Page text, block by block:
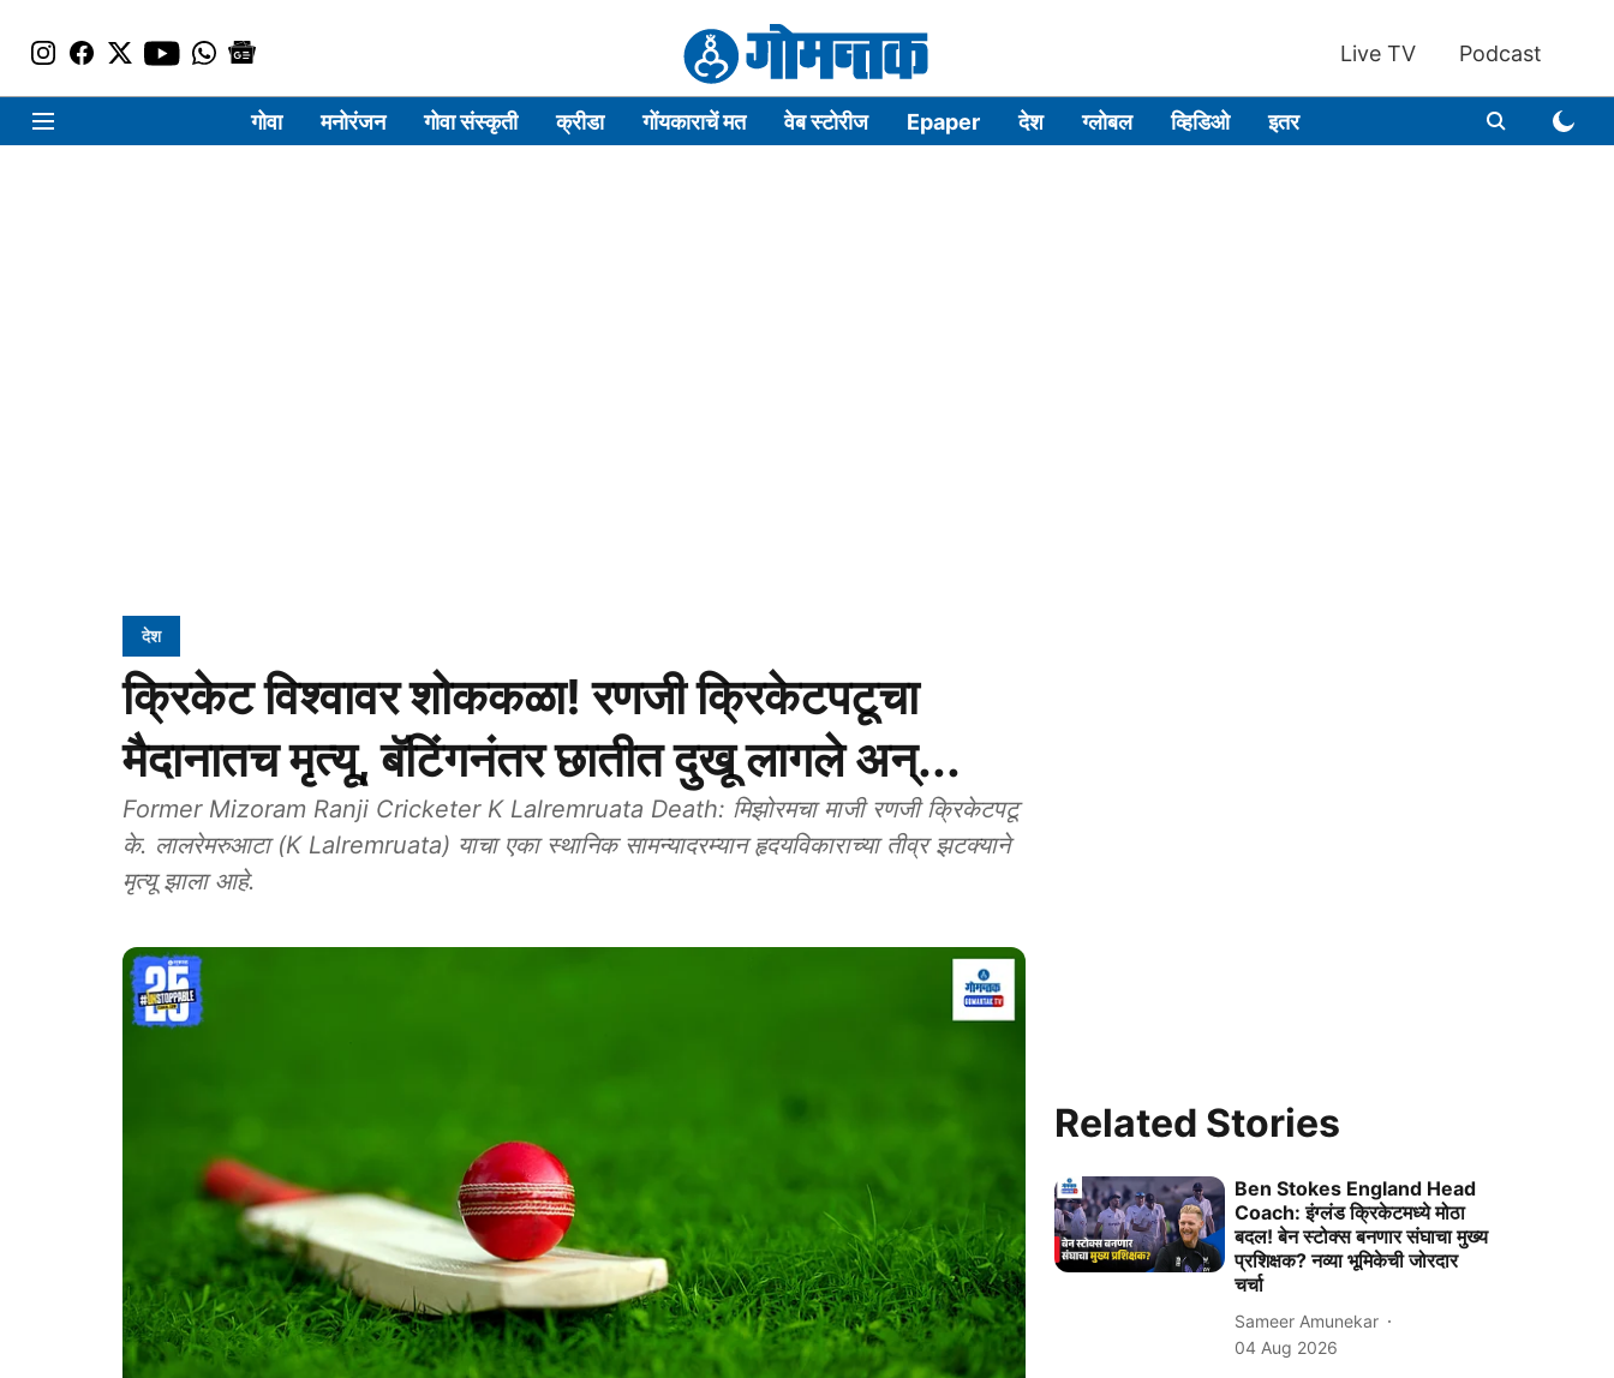
Live TV Podcast
गोवा मनोरंजन गोवा संस्कृती क्रीडा गोंयकाराचें मत वेब स्टोरीज Epaper देश ग्लोबल व्हिडिओ इतर
देश
क्रिकेट विश्वावर शोककळा! रणजी क्रिकेटपटूचा
मैदानातच मृत्यू, बॅटिंगनंतर छातीत दुखू लागले अन्...
Former Mizoram Ranji Cricketer K Lalremruata Death: मिझोरमचा माजी रणजी क्रिकेटपटू
के. लालरेमरुआटा (K Lalremruata) याचा एका स्थानिक सामन्यादरम्यान हृदयविकाराच्या तीव्र झटक्याने
मृत्यू झाला आहे.
Related Stories
Ben Stokes England Head
Coach: इंग्लंड क्रिकेटमध्ये मोठा
बदल! बेन स्टोक्स बनणार संघाचा मुख्य
प्रशिक्षक? नव्या भूमिकेची जोरदार
चर्चा
Sameer Amunekar
04 Aug 2026